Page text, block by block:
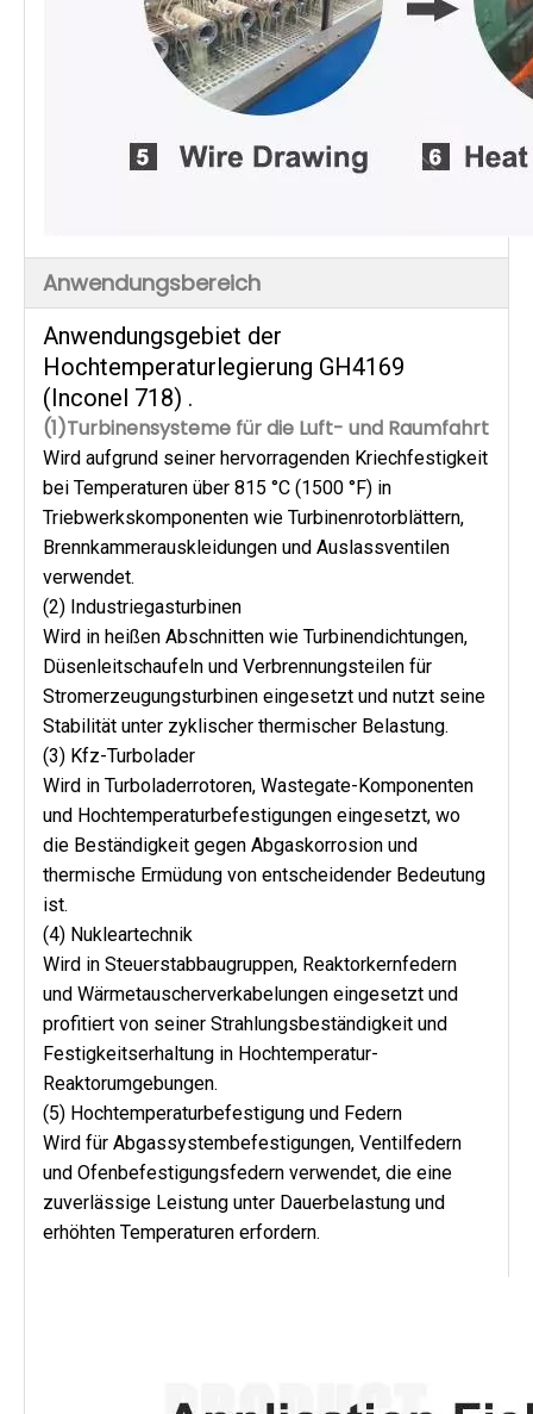
Anwendungsbereich
Anwendungsgebiet der
Hochtemperaturlegierung GH4169
(Inconel 718) .
(1)Turbinensysteme für die Luft- und Raumfahrt
Wird aufgrund seiner hervorragenden Kriechfestigkeit
bei Temperaturen über 815 °C (1500 °F) in
Triebwerkskomponenten wie Turbinenrotorblättern,
Brennkammerauskleidungen und Auslassventilen
verwendet.
(2) Industriegasturbinen
Wird in heißen Abschnitten wie Turbinendichtungen,
Düsenleitschaufeln und Verbrennungsteilen für
Stromerzeugungsturbinen eingesetzt und nutzt seine
Stabilität unter zyklischer thermischer Belastung.
(3) Kfz-Turbolader
Wird in Turboladerrotoren, Wastegate-Komponenten
und Hochtemperaturbefestigungen eingesetzt, wo
die Beständigkeit gegen Abgaskorrosion und
thermische Ermüdung von entscheidender Bedeutung
ist.
(4) Nukleartechnik
Wird in Steuerstabbaugruppen, Reaktorkernfedern
und Wärmetauscherverkabelungen eingesetzt und
profitiert von seiner Strahlungsbeständigkeit und
Festigkeitserhaltung in Hochtemperatur-
Reaktorumgebungen.
(5) Hochtemperaturbefestigung und Federn
Wird für Abgassystembefestigungen, Ventilfedern
und Ofenbefestigungsfedern verwendet, die eine
zuverlässige Leistung unter Dauerbelastung und
erhöhten Temperaturen erfordern.